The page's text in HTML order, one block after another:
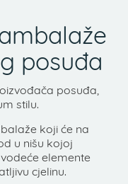
posuđa
posuđa,
stilu.
koji će na
u nišu kojoj
elemente
cjelinu.